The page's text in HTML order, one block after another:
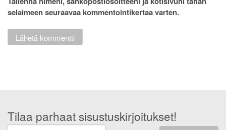
selaimeen seuraavaa kommentointikertaa varten.
Tilaa parhaat sisustuskirjoitukset!